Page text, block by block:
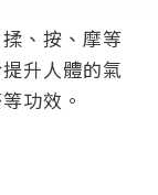
、按、摩等
升人體的氣
功效。